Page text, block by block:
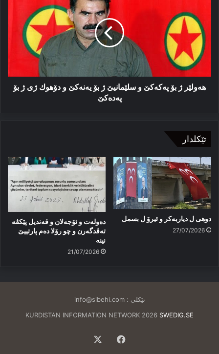
پەكەكێ
سلێمانیێ
یەنەكێ
دۆھوك
پەدەكێ
ھەولێر ژ بۆ پەكەكێ و سلێمانیێ ژ بۆ یەنەكێ و دۆھوك ژی ژ بۆ
پەدەكێ
تێکلدار
دوهی ل دیاربەکر و ئیرۆ ل بسمل
27/07/2026
دەولەت و ئۆجەلان و قەندیل پێکڤە
تەڤدگەرن و چو رۆلا دەم پارتییێ
نینە
21/07/2026
تێکلی :info@sibehi.com
KURDISTAN INFORMATION NETWORK 2026 SWEDIG.SE
Facebook